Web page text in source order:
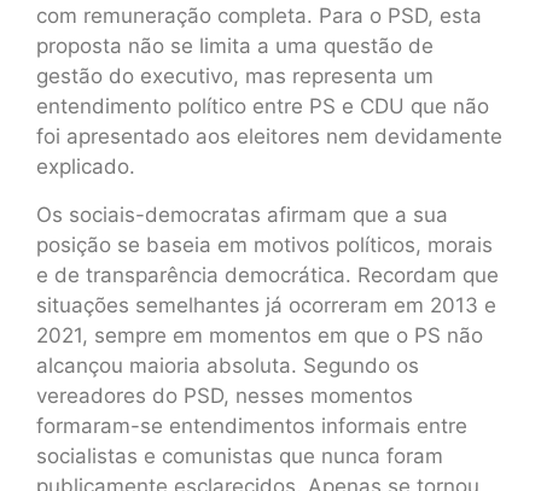
com remuneração completa. Para o PSD, esta
proposta não se limita a uma questão de
gestão do executivo, mas representa um
entendimento político entre PS e CDU que não
foi apresentado aos eleitores nem devidamente
explicado.
Os sociais-democratas afirmam que a sua
posição se baseia em motivos políticos, morais
e de transparência democrática. Recordam que
situações semelhantes já ocorreram em 2013 e
2021, sempre em momentos em que o PS não
alcançou maioria absoluta. Segundo os
vereadores do PSD, nesses momentos
formaram-se entendimentos informais entre
socialistas e comunistas que nunca foram
publicamente esclarecidos. Apenas se tornou